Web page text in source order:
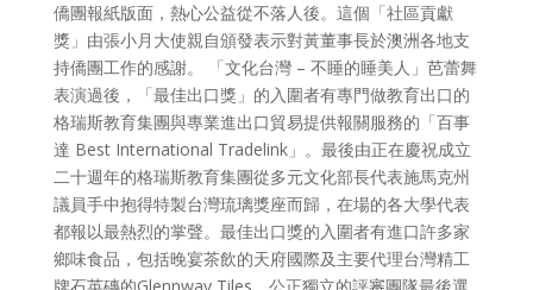
僑團報紙版面，熱心公益從不落人後。這個「社區貢獻
獎」由張小月大使親自頒發表示對黃董事長於澳洲各地支
持僑團工作的感謝。 「文化台灣 – 不睡的睡美人」芭蕾舞
表演過後，「最佳出口獎」的入圍者有專門做教育出口的
格瑞斯教育集團與專業進出口貿易提供報關服務的「百事
達 Best International Tradelink」。最後由正在慶祝成立
二十週年的格瑞斯教育集團從多元文化部長代表施馬克州
議員手中抱得特製台灣琉璃獎座而歸，在場的各大學代表
都報以最熱烈的掌聲。最佳出口獎的入圍者有進口許多家
鄉味食品，包括晚宴茶飲的天府國際及主要代理台灣精工